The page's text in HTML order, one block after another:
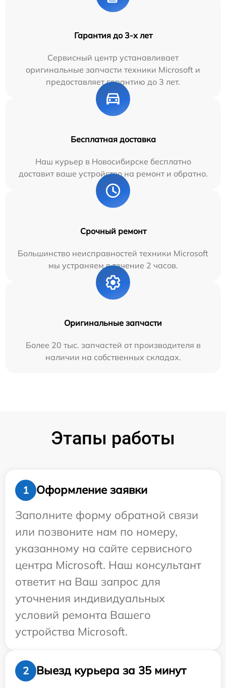
Гарантия до 3-х лет
Сервисный центр устанавливает
оригинальные запчасти техники Microsoft и
предоставляет гарантию до 3 лет.
Бесплатная доставка
Наш курьер в Новосибирске бесплатно
доставит ваше устройство на ремонт и обратно.
Срочный ремонт
Большинство неисправностей техники Microsoft
мы устраняем в течение 2 часов.
Оригинальные запчасти
Более 20 тыс. запчастей от производителя в
наличии на собственных складах.
Этапы работы
1
Оформление заявки
Заполните форму обратной связи
или позвоните нам по номеру,
указанному на сайте сервисного
центра Microsoft. Наш консультант
ответит на Ваш запрос для
уточнения индивидуальных
условий ремонта Вашего
устройства Microsoft.
2 Выезд курьера за 35 минут